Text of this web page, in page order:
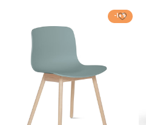
-10%